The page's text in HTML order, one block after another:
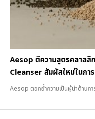
Aesop ตีความสูตรคลาส
Cleanser สัมผัสใหม่ในกา
Aesop ตอกย้ำความเป็นผู้นำด้านก